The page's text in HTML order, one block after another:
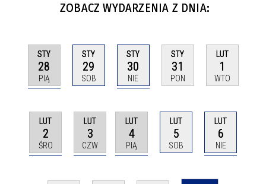
ZOBACZ WYDARZENIA Z DNIA:
STY
28
PIĄ
STY
29
SOB
STY
30
NIE
STY
31
PON
LUT
1
WTO
LUT
2
ŚRO
LUT
3
CZW
LUT
4
PIĄ
LUT
5
SOB
LUT
6
NIE